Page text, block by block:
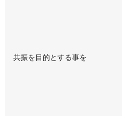
共振を目的とする事を